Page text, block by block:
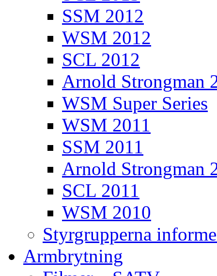
SSM 2012
WSM 2012
SCL 2012
Arnold Strongman
WSM Super Series
WSM 2011
SSM 2011
Arnold Strongman
SCL 2011
WSM 2010
Styrgrupperna
Armbrytning